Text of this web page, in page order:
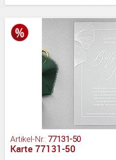
Artikel-Nr.: 77131-50
Karte 77131-50